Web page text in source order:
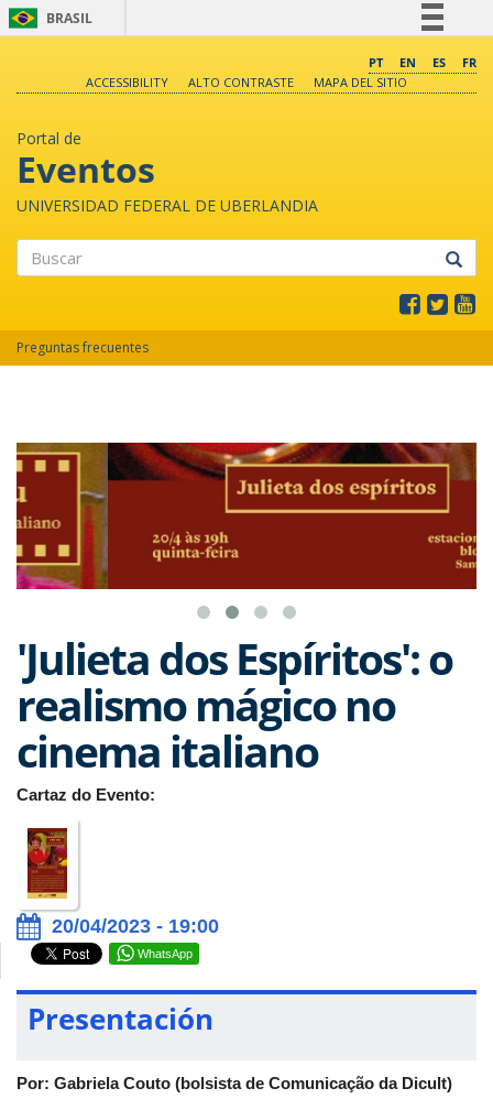
BRASIL
Comunica BR
PT EN ES
FR
ACCESSIBILITY
ALTO CONTRASTE MAPA DEL SITIO
Portal de
Eventos
UNIVERSIDAD FEDERAL DE UBERLANDIA
Preguntas frecuentes
'Julieta dos Espíritos': o
realismo mágico no
cinema italiano
Cartaz do Evento:
20/04/2023 - 19:00
WhatsApp
Presentación
Por: Gabriela Couto (bolsista de Comunicação da Dicult)